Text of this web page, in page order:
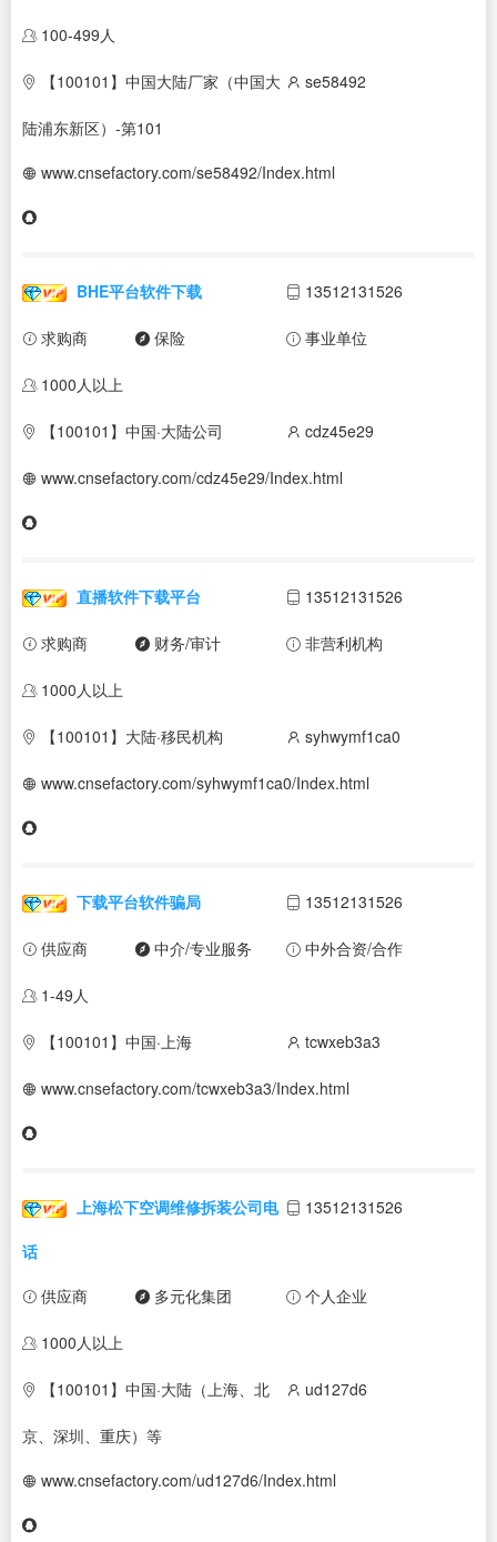
100-499人
【100101】中国大陆厂家（中国大
陆浦东新区）-第101
se58492
www.cnsefactory.com/se58492/Index.html
BHE平台软件下载 13512131526
求购商 保险 事业单位
1000人以上
【100101】中国·大陆公司 cdz45e29
www.cnsefactory.com/cdz45e29/Index.html
直播软件下载平台 13512131526
求购商 财务/审计 非营利机构
1000人以上
【100101】大陆·移民机构 syhwymf1ca0
www.cnsefactory.com/syhwymf1ca0/Index.html
下载平台软件骗局 13512131526
供应商 中介/专业服务 中外合资/合作
1-49人
【100101】中国·上海 tcwxeb3a3
www.cnsefactory.com/tcwxeb3a3/Index.html
上海松下空调维修拆装公司电
话
13512131526
供应商 多元化集团 个人企业
1000人以上
【100101】中国·大陆（上海、北
京、深圳、重庆）等
ud127d6
www.cnsefactory.com/ud127d6/Index.html